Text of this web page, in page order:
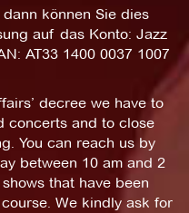
können Sie dies
auf das Konto: Jazz
AT33 1400 0037 1007
decree we have to
concerts and to close
You can reach us by
between 10 am and 2
that have been
We kindly ask for